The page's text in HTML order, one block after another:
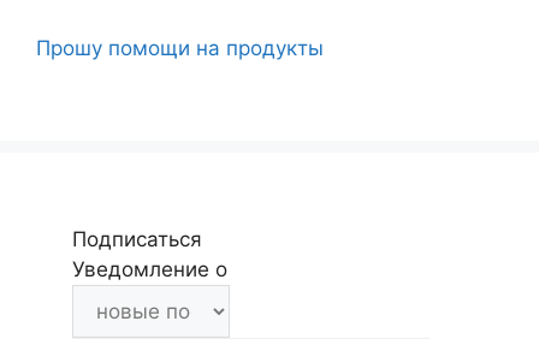
Прошу помощи на продукты
Подписаться
Уведомление о